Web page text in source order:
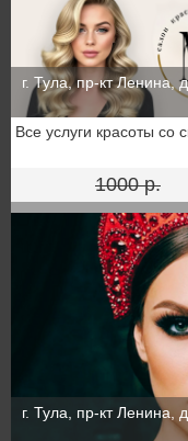
г. Тула, пр-кт Ленина,
Все услуги красоты со
1000 р.
г. Тула, пр-кт Ленина,